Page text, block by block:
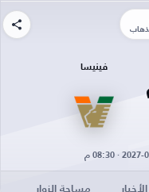
فينيسا
الأخبار مساحة الزوار